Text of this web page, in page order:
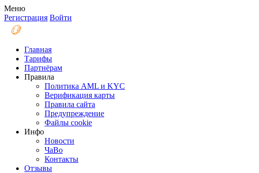
Меню
Регистрация Войти
Главная
Тарифы
Партнёрам
Правила
Политика AML и KYC
Верификация карты
Правила сайта
Предупреждение
Файлы coоkie
Инфо
Новости
ЧаВо
Контакты
Отзывы